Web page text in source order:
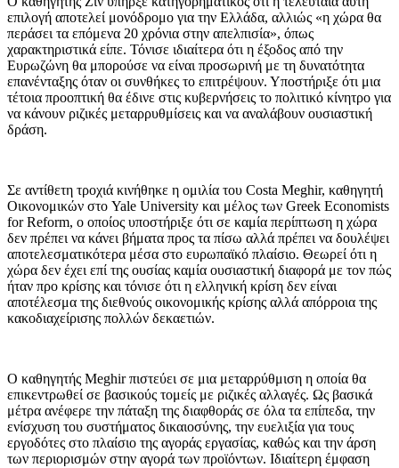
επιλογή αποτελεί μονόδρομο για την Ελλάδα, αλλιώς «η χώρα θα
περάσει τα επόμενα 20 χρόνια στην απελπισία», όπως
χαρακτηριστικά είπε. Τόνισε ιδιαίτερα ότι η έξοδος από την
Ευρωζώνη θα μπορούσε να είναι προσωρινή με τη δυνατότητα
επανένταξης όταν οι συνθήκες το επιτρέψουν. Υποστήριξε ότι μια
τέτοια προοπτική θα έδινε στις κυβερνήσεις το πολιτικό κίνητρο για
να κάνουν ριζικές μεταρρυθμίσεις και να αναλάβουν ουσιαστική
δράση.
Σε αντίθετη τροχιά κινήθηκε η ομιλία του Costa Meghir, καθηγητή
Οικονομικών στο Yale University και μέλος των Greek Economists
for Reform, ο οποίος υποστήριξε ότι σε καμία περίπτωση η χώρα
δεν πρέπει να κάνει βήματα προς τα πίσω αλλά πρέπει να δουλέψει
αποτελεσματικότερα μέσα στο ευρωπαϊκό πλαίσιο. Θεωρεί ότι η
χώρα δεν έχει επί της ουσίας καμία ουσιαστική διαφορά με τον πώς
ήταν προ κρίσης και τόνισε ότι η ελληνική κρίση δεν είναι
αποτέλεσμα της διεθνούς οικονομικής κρίσης αλλά απόρροια της
κακοδιαχείρισης πολλών δεκαετιών.
Ο καθηγητής Meghir πιστεύει σε μια μεταρρύθμιση η οποία θα
επικεντρωθεί σε βασικούς τομείς με ριζικές αλλαγές. Ως βασικά
μέτρα ανέφερε την πάταξη της διαφθοράς σε όλα τα επίπεδα, την
ενίσχυση του συστήματος δικαιοσύνης, την ευελιξία για τους
εργοδότες στο πλαίσιο της αγοράς εργασίας, καθώς και την άρση
των περιορισμών στην αγορά των προϊόντων. Ιδιαίτερη έμφαση